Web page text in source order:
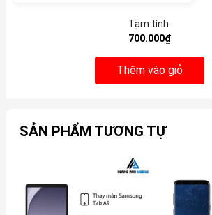
Tạm tính:
700.000₫
Thêm vào giỏ
SẢN PHẨM TƯƠNG TỰ